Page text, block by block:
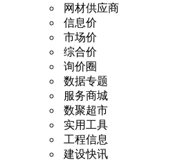
网材供应商
信息价
市场价
综合价
询价圈
数据专题
服务商城
数聚超市
实用工具
工程信息
建设快讯